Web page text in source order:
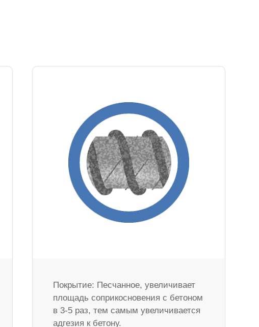
Покрытие: Песчанное, увеличивает
площадь соприкосновения с бетоном
в 3-5 раз, тем самым увеличивается
адгезия к бетону.